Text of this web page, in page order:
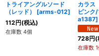
トライアングルソード
（レッド）
[arms-012]
112円(税込)
在庫数 4個
カラス
ピンク/
a1387]
728円(
在庫数 1